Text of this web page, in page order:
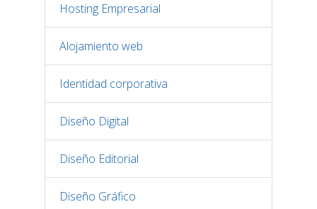
Hosting Empresarial
Alojamiento web
Identidad corporativa
Diseño Digital
Diseño Editorial
Diseño Gráfico